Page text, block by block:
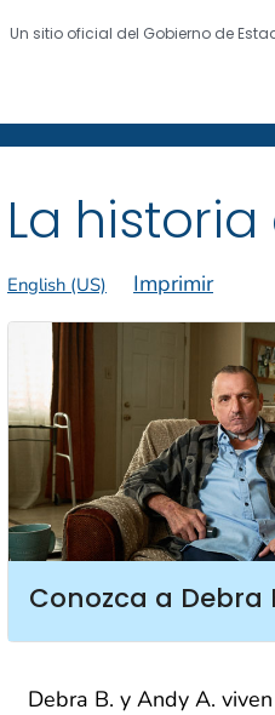
Un sitio oficial del Gobierno de
de Enfermedades. CDC
La historia
English (US) Imprimir
Conozca a Debra
Debra B. y Andy A.